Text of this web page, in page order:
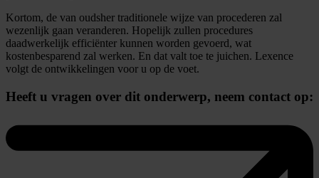
Kortom, de van oudsher traditionele wijze van procederen zal
wezenlijk gaan veranderen. Hopelijk zullen procedures
daadwerkelijk efficiënter kunnen worden gevoerd, wat
kostenbesparend zal werken. En dat valt toe te juichen. Lexence
volgt de ontwikkelingen voor u op de voet.
Heeft u vragen over dit onderwerp, neem contact op: